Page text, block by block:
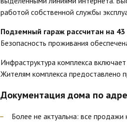
работой собственной службы
Подземный гараж рассчитан на
Безопасность проживания
Инфраструктура комплекса
Жителям комплекса предоставлено
Документация дома по
Более не актуальна: все